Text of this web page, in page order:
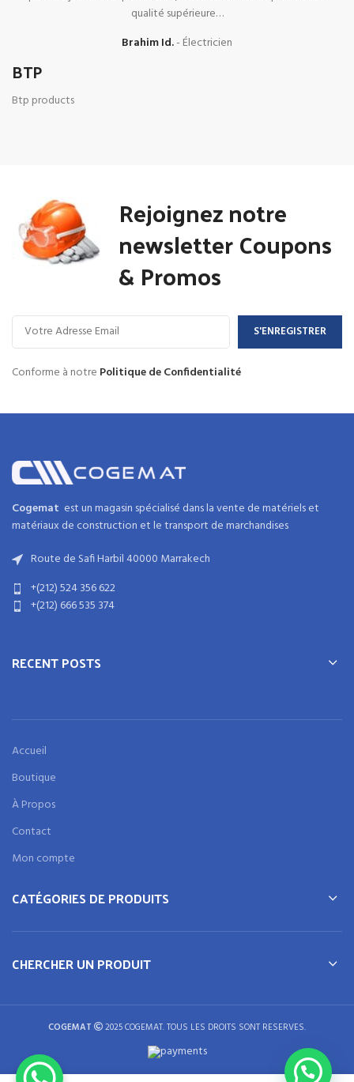
qualité supérieure…
Brahim Id. Électricien
BTP
Btp products
Rejoignez notre
newsletter Coupons
& Promos
Conforme à notre Politique de Confidentialité
Cogemat est un magasin spécialisé dans lavente de matériels et
matériaux de construction etle transport de marchandises
Route de Safi Harbil 40000 Marrakech
+(212) 524 356 622
+(212) 666 535 374
RECENT POSTS
Accueil
Boutique
À Propos
Contact
Mon compte
CATÉGORIES DE PRODUITS
CHERCHER UN PRODUIT
COGEMAT 2025 COGEMAT. TOUS LES DROITS SONT RESERVES.